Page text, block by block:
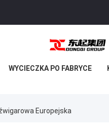
WYCIECZKA PO FABRYCE
Europejska